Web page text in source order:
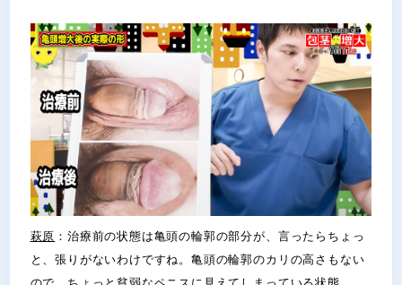
萩原 ：治療前の状態は亀頭の輪郭の部分が、言ったらちょっ
と、張りがないわけですね。亀頭の輪郭のカリの高さもない